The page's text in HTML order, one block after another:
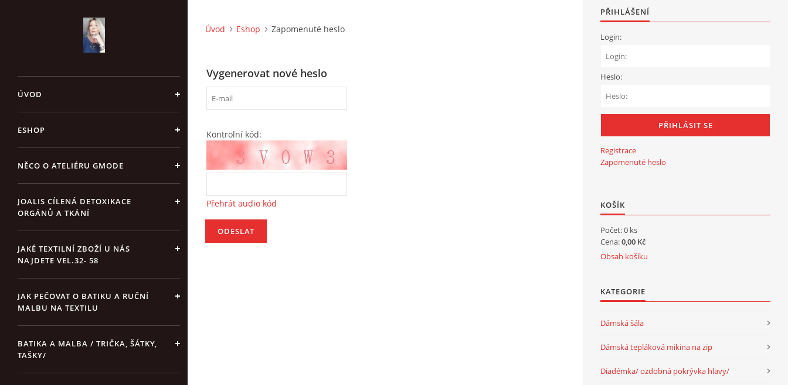
ÚVOD
ESHOP
NĚCO O ATELIÉRU GMODE
JOALIS CÍLENÁ DETOXIKACE
ORGÁNŮ A TKÁNÍ
JAKÉ TEXTILNÍ ZBOŽÍ U NÁS
NAJDETE VEL.32- 58
JAK PEČOVAT O BATIKU A RUČNÍ
MALBU NA TEXTILU
BATIKA A MALBA / TRIČKA, ŠÁTKY,
TAŠKY/
Úvod Eshop Zapomenuté heslo
Vygenerovat nové heslo
Kontrolní kód:
Přehrát audio kód
PŘIHLÁŠENÍ
Login:
Heslo:
Registrace
Zapomenuté heslo
KOŠÍK
Počet: 0 ks
Cena:0,00 Kč
Obsah košíku
KATEGORIE
Dámská šála
Dámská tepláková mikina na zip
Diadémka/ ozdobná pokrývka hlavy/